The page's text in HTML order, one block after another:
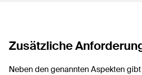
Zusätzliche
Neben den genannten Aspekten